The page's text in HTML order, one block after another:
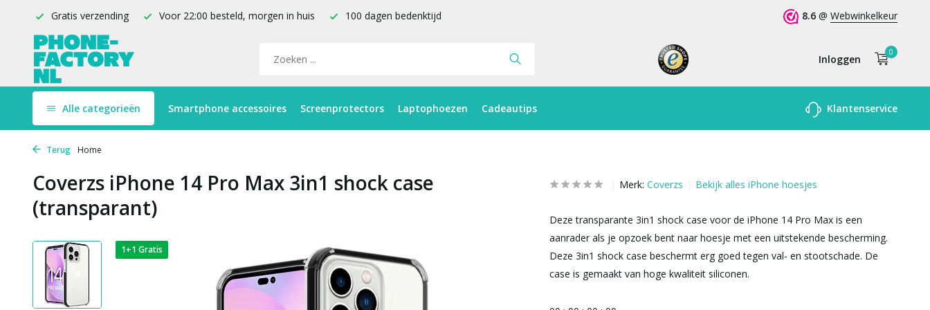
Gratis verzending Voor 22:00 besteld, morgen in huis 100 dagen bedenktijd 8.6 @ Webwinkelkeur
Inloggen
Account
0
Alle categorieën Smartphone accessoires Screenprotectors Laptophoezen Cadeautips Klantenservice
Terug Home
Coverzs iPhone 14 Pro Max 3in1 shock case
(transparant)
1+1 Gratis
Merk: Coverzs Bekijk alles iPhone hoesjes
Deze transparante 3in1 shock case voor de iPhone 14 Pro Max is een
aanrader als je opzoek bent naar hoesje met een uitstekende bescherming.
Deze 3in1 shock case beschermt erg goed tegen val- en stootschade. De
case is gemaakt van hoge kwaliteit siliconen.